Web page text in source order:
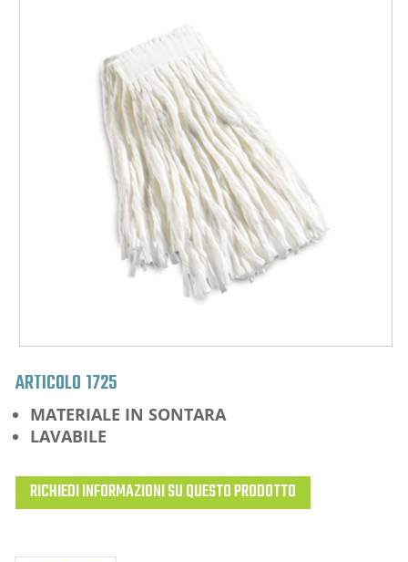
ARTICOLO 1725
MATERIALE IN SONTARA
LAVABILE
RICHIEDI INFORMAZIONI SU QUESTO PRODOTTO